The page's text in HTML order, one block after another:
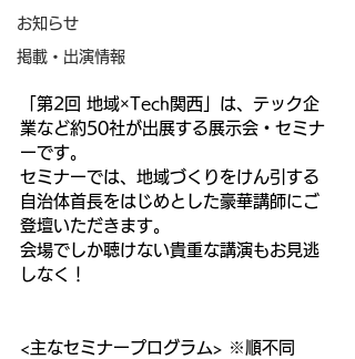
お知らせ
掲載・出演情報
「第2回 地域×Tech関西」は、テック企
業など約50社が出展する展示会・セミナ
ーです。
セミナーでは、地域づくりをけん引する
自治体首長をはじめとした豪華講師にご
登壇いただきます。
会場でしか聴けない貴重な講演もお見逃
しなく！
<主なセミナープログラム> ※順不同